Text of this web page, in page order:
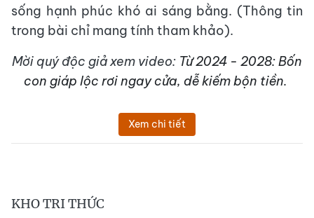
sống hạnh phúc khó ai sáng bằng. (Thông tin
trong bài chỉ mang tính tham khảo).
Mời quý độc giả xem video: Từ 2024 - 2028: Bốn
con giáp lộc rơi ngay cửa, dễ kiếm bộn tiền.
Xem chi tiết
KHO TRI THỨC